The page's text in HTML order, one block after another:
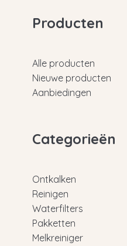
Producten
Alle producten
Nieuwe producten
Aanbiedingen
Categorieën
Ontkalken
Reinigen
Waterfilters
Pakketten
Melkreiniger